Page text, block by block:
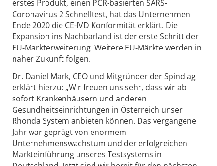
erstes Produkt, einen PCR-basierten SARS-
Coronavirus 2 Schnelltest, hat das Unternehmen
Ende 2020 die CE-IVD Konformität erklärt. Die
Expansion ins Nachbarland ist der erste Schritt der
EU-Markterweiterung. Weitere EU-Märkte werden in
naher Zukunft folgen.
Dr. Daniel Mark, CEO und Mitgründer der Spindiag
erklärt hierzu: „Wir freuen uns sehr, dass wir ab
sofort Krankenhäusern und anderen
Gesundheitseinrichtungen in Österreich unser
Rhonda System anbieten können. Das vergangene
Jahr war geprägt von enormem
Unternehmenswachstum und der erfolgreichen
Markteinführung unseres Testsystems in